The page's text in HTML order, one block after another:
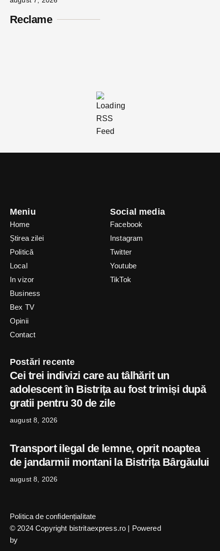
Reclame
Meniu
Home
Știrea zilei
Politică
Local
In vizor
Business
Bex TV
Opinii
Contact
Social media
Facebook
Instagram
Twitter
Youtube
TikTok
Postări recente
Cei trei indivizi care au tâlhărit un
adolescent în Bistrița au fost trimiși după
gratii pentru 30 de zile
august 8, 2026
Transport ilegal de lemne, oprit noaptea
de jandarmii montani la Bistrița Bârgăului
august 8, 2026
© 2024 Copyright bistritaexpress.ro | Powered
by
Politica de confidențialitate